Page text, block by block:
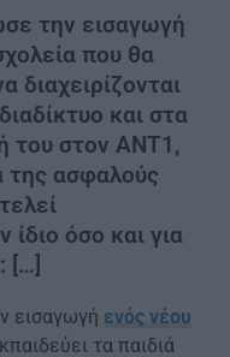
την εισαγωγή
που θα
διαχειρίζονται
και στα
του στον ΑΝΤ1,
της ασφαλούς
ίδιο όσο και για
[…]
εισαγωγή ενός νέου
τα παιδιά